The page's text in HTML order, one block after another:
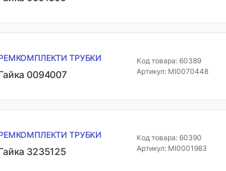
ТРУБКИ
0094007
Код товара: 60389
Артикул: MI0070448
ТРУБКИ
3235125
Код товара: 60390
Артикул: MI0001983